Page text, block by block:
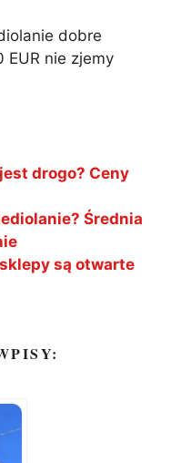
dobre
nie zjemy
drogo? Ceny
Średnia
są otwarte